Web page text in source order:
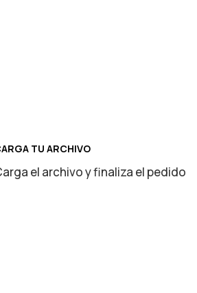
TU ARCHIVO
el archivo y finaliza el pedido